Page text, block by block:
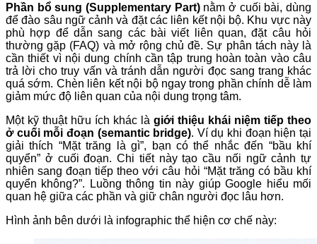
Phần bổ sung (Supplementary Part)nằm ở cuối bài, dùng
để đào sâu ngữ cảnh và đặt các liên kết nội bộ. Khu vực này
phù hợp để dẫn sang các bài viết liên quan, đặt câu hỏi
thường gặp (FAQ) và mở rộng chủ đề. Sự phân tách này là
cần thiết vì nội dung chính cần tập trung hoàn toàn vào câu
trả lời cho truy vấn và tránh dẫn người đọc sang trang khác
quá sớm. Chèn liên kết nội bộ ngay trong phần chính dễ làm
giảm mức độ liên quan của nội dung trọng tâm.
Một kỹ thuật hữu ích khác là giới thiệu khái niệm tiếp theo
ở cuối mỗi đoạn (semantic bridge). Ví dụ khi đoạn hiện tại
giải thích “Mặt trăng là gì”, bạn có thể nhắc đến “bầu khí
quyển” ở cuối đoạn. Chi tiết này tạo cầu nối ngữ cảnh tự
nhiên sang đoạn tiếp theo với câu hỏi “Mặt trăng có bầu khí
quyển không?”. Luồng thông tin này giúp Google hiểu mối
quan hệ giữa các phần và giữ chân người đọc lâu hơn.
Hình ảnh bên dưới là infographic thể hiện cơ chế này: